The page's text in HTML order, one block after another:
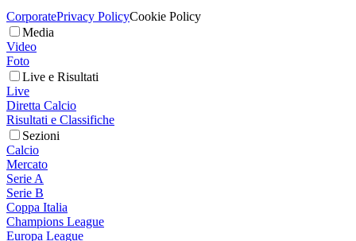
CorporatePrivacy PolicyCookie Policy
Media
Video
Foto
Live e Risultati
Live
Diretta Calcio
Risultati e Classifiche
Sezioni
Calcio
Mercato
Serie A
Serie B
Coppa Italia
Champions League
Europa League